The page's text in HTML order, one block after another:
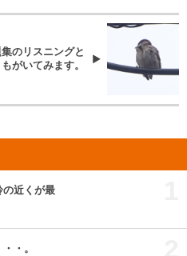
のリスニングと
がいてみます。
の近くが最
・。